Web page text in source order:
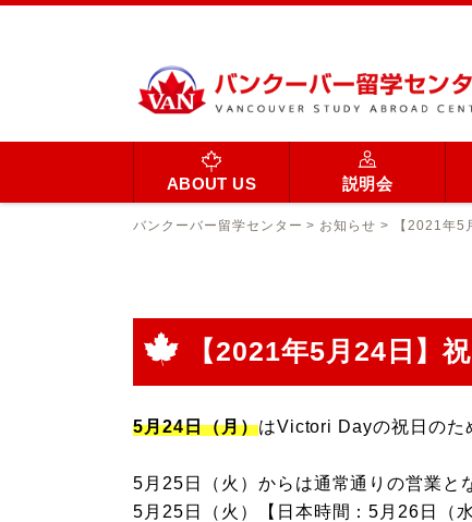
ABOUT US 説明会
バンクーバー留学センター > お知らせ > 【2021年5
【2021年5月24日】
5月24日（月）はVictori Dayの祝日のた
5月25日（火）からは通常通りの営業と
5月25日（火）【日本時間：5月26日（